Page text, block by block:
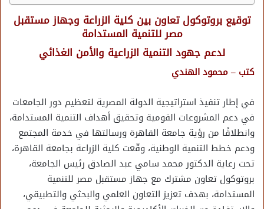
توقيع بروتوكول تعاون بين كلية الزراعة وجهاز مستقبل
مصر للتنمية المستدامة
لدعم جهود التنمية الزراعية والأمن الغذائي
كتب – محمود الهندي
في إطار تنفيذ استراتيجية الدولة المصرية لتعظيم دور الجامعات
في دعم المشروعات القومية وتحقيق أهداف التنمية المستدامة،
وانطلاقًا من رؤية جامعة القاهرة ورسالتها في خدمة المجتمع
ودعم خطط التنمية الوطنية، وقّعت كلية الزراعة بجامعة القاهرة،
تحت رعاية الدكتور محمد سامي عبد الصادق رئيس الجامعة،
بروتوكول تعاون مشترك مع جهاز مستقبل مصر للتنمية
المستدامة، بهدف تعزيز التعاون العلمي والبحثي والتطبيقي،